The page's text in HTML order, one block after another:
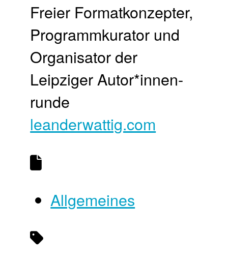
Freier Format­konzepter,
Programm­kurator und
Organisator der
Leipziger Autor*innen­
runde
leanderwattig.com
Allgemeines